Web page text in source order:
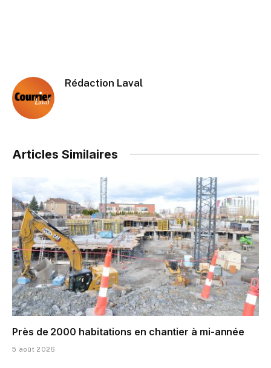
Rédaction Laval
Articles Similaires
Près de 2000 habitations en chantier à mi-année
5 août 2026